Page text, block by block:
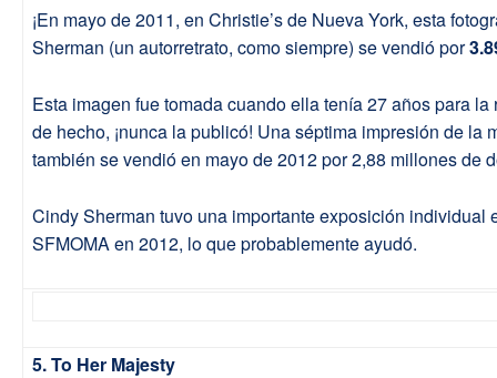
¡En mayo de 2011, en Christie’s de Nueva York, esta
Sherman (un autorretrato, como siempre) se vendió por
Esta imagen fue tomada cuando ella tenía 27 años para la
de hecho, ¡nunca la publicó! Una séptima impresión de la
también se vendió en mayo de 2012 por 2,88 millones de
Cindy Sherman tuvo una importante exposición individual
SFMOMA en 2012, lo que probablemente ayudó.
5. To Her Majesty